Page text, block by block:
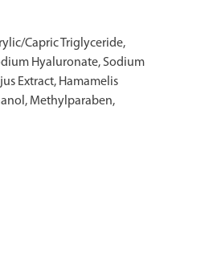
Capric Triglyceride,
Hyaluronate, Sodium
Extract, Hamamelis
Methylparaben,